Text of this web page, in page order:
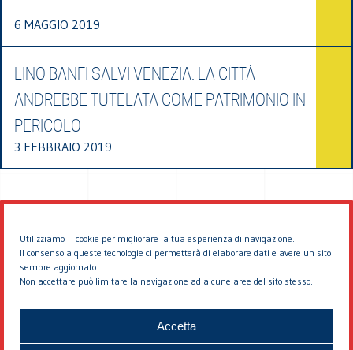
Utilizziamo i cookie per migliorare la tua esperienza di navigazione.
Il consenso a queste tecnologie ci permetterà di elaborare dati e avere un sito
sempre aggiornato.
Non accettare può limitare la navigazione ad alcune aree del sito stesso.
Accetta
6 MAGGIO 2019
LINO BANFI SALVI VENEZIA. LA CITTÀ
ANDREBBE TUTELATA COME PATRIMONIO IN
PERICOLO
3 FEBBRAIO 2019
© 2026 EDDYBURG